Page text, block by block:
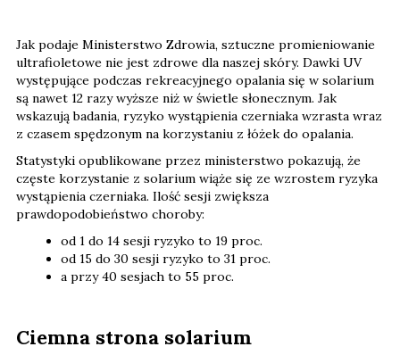
Jak podaje Ministerstwo Zdrowia, sztuczne promieniowanie
ultrafioletowe nie jest zdrowe dla naszej skóry. Dawki UV
występujące podczas rekreacyjnego opalania się w solarium
są nawet 12 razy wyższe niż w świetle słonecznym. Jak
wskazują badania, ryzyko wystąpienia czerniaka wzrasta wraz
z czasem spędzonym na korzystaniu z łóżek do opalania.
Statystyki opublikowane przez ministerstwo pokazują, że
częste korzystanie z solarium wiąże się ze wzrostem ryzyka
wystąpienia czerniaka. Ilość sesji zwiększa
prawdopodobieństwo choroby:
od 1 do 14 sesji ryzyko to 19 proc.
od 15 do 30 sesji ryzyko to 31 proc.
a przy 40 sesjach to 55 proc.
Ciemna strona solarium